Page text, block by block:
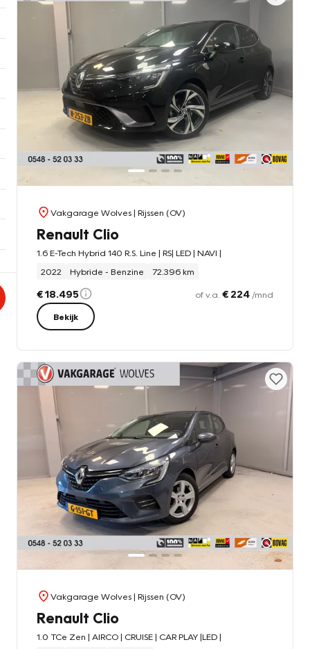
Vakgarage Wolves| Rijssen (OV)
Renault Clio
1.6 E-Tech Hybrid 140 R.S. Line | RS| LED | NAVI |
2022
Hybride - Benzine 72.396 km
€ 18.495 of v.a. € 224 /mnd
Bekijk
Vakgarage Wolves| Rijssen (OV)
Renault Clio
1.0 TCe Zen | AIRCO | CRUISE | CAR PLAY |LED |